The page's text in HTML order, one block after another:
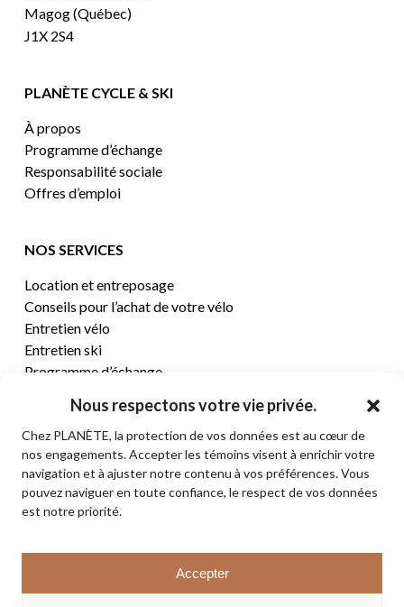
Nous respectons votre vie privée.
Chez PLANÈTE, la protection de vos données est au cœur de
nos engagements. Accepter les témoins visent à enrichir votre
navigation et à ajuster notre contenu à vos préférences. Vous
pouvez naviguer en toute confiance, le respect de vos données
est notre priorité.
Accepter
Sous-total: 0,00$
VOIR LE PANIER
Magog (Québec)
J1X 2S4
PLANÈTE CYCLE & SKI
À propos
Programme d’échange
Responsabilité sociale
Offres d’emploi
NOS SERVICES
Location et entreposage
Conseils pour l’achat de votre vélo
Entretien vélo
Entretien ski
Programme d’échange
CENTRE D’AIDE
Termes et conditions de vente
Retours et remboursements
Politique de confidentialité